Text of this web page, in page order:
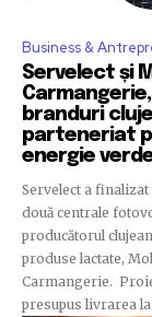
or click the
your privacy and
safe with us.
I've read and
Business &
Servelect și
branduri
parteneriat
energie
Servelect a
două centrale
producătorul
produse lactate,
Carmangerie. Proiectul a
presupus livrarea la